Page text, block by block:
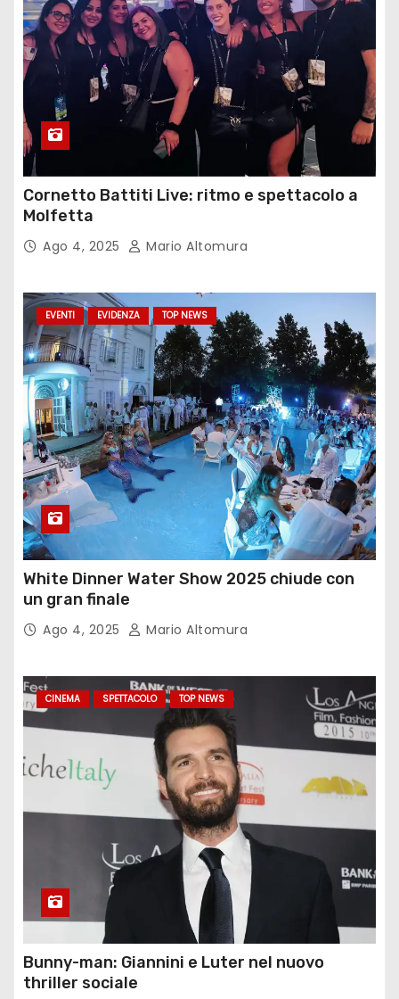
Cornetto Battiti Live: ritmo e spettacolo a
Molfetta
Ago 4, 2025 Mario Altomura
EVENTI EVIDENZA TOP NEWS
White Dinner Water Show 2025 chiude con
un gran finale
Ago 4, 2025 Mario Altomura
CINEMA SPETTACOLO TOP NEWS
Bunny-man: Giannini e Luter nel nuovo
thriller sociale